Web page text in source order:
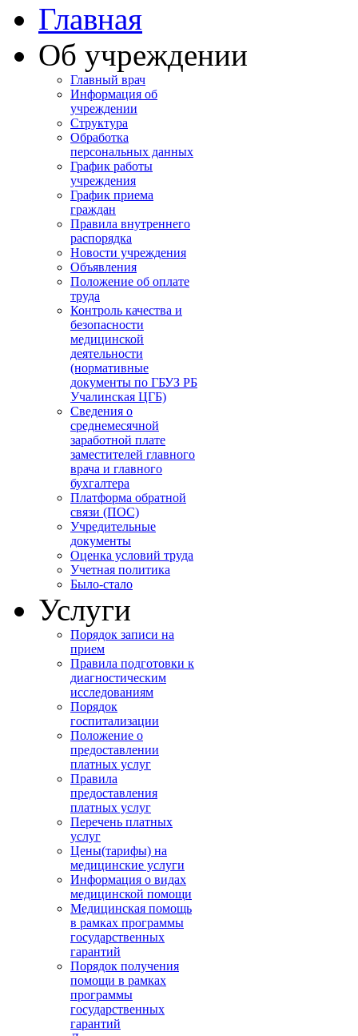
Главная
Об учреждении
Главный врач
Информация об
учреждении
Структура
Обработка
персональных данных
График работы
учреждения
График приема
граждан
Правила внутреннего
распорядка
Новости учреждения
Объявления
Положение об оплате
труда
Контроль качества и
безопасности
медицинской
деятельности
(нормативные
документы по ГБУЗ РБ
Учалинская ЦГБ)
Сведения о
среднемесячной
заработной плате
заместителей главного
врача и главного
бухгалтера
Платформа обратной
связи (ПОС)
Учредительные
документы
Оценка условий труда
Учетная политика
Было-стало
Услуги
Порядок записи на
прием
Правила подготовки к
диагностическим
исследованиям
Порядок
госпитализации
Положение о
предоставлении
платных услуг
Правила
предоставления
платных услуг
Перечень платных
услуг
Цены(тарифы) на
медицинские услуги
Информация о видах
медицинской помощи
Медицинская помощь
в рамках программы
государственных
гарантий
Порядок получения
помощи в рамках
программы
государственных
гарантий